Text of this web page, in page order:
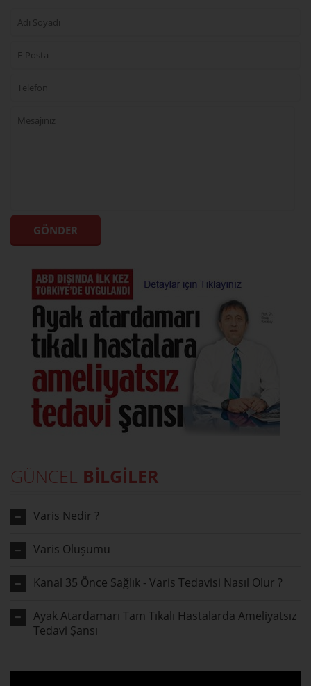
GÜNCEL BİLGİLER
Varis Nedir ?
Varis Oluşumu
Kanal 35 Önce Sağlık - Varis Tedavisi Nasıl Olur ?
Ayak Atardamarı Tam Tıkalı Hastalarda Ameliyatsız
Tedavi Şansı